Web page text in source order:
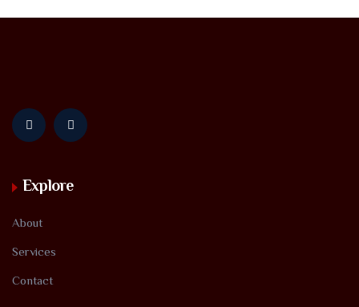
Explore
About
Services
Contact